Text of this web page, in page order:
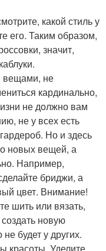
какой стиль у
его. Таким образом,
значит,
вещами, не
кардинально,
не должно вам
не у всех есть
Но и здесь
новых вещей, а
Например,
бриджи, а
цвет. Внимание!
шить или вязать,
новую
будет у других.